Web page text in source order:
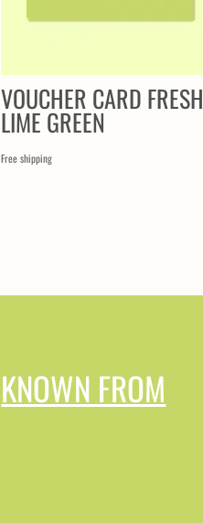
VOUCHER CARD FRESH
LIME GREEN
Free shipping
KNOWN FROM